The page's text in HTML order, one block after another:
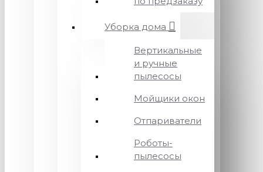
Уборка дома
Вертикальные
и ручные
пылесосы
Мойщики окон
Отпариватели
Роботы-
пылесосы